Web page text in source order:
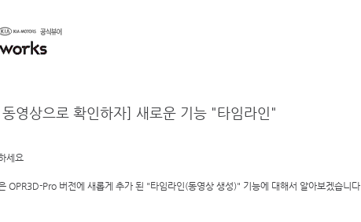
영상으로 확인하자] 새로운 기능 "타임라인"
세요
OPR3D-Pro 버전에 새롭게 추가 된 "타임라인(동영상 생성)" 기능에 대해서 알아보겠습니다.